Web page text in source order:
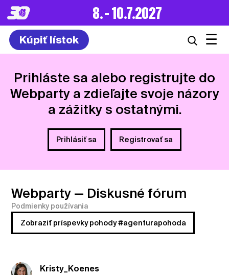
8. – 10.7.2027
Kúpiť lístok ☰
Prihláste sa alebo registrujte do
Webparty a zdieľajte svoje názory
a zážitky s ostatnými.
Prihlásiť sa Registrovať sa
Webparty — Diskusné fórum
Podmienky používania
Zobraziť príspevky pohody #agenturapohoda
Kristy_Koenes